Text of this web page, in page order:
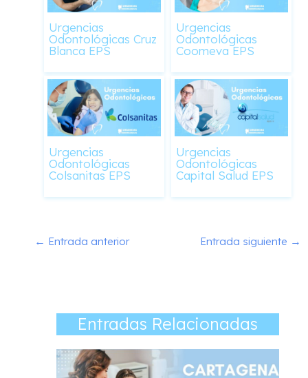
Urgencias
Odontológicas Cruz
Blanca EPS
Urgencias
Odontológicas
Coomeva EPS
Urgencias
Odontológicas
Colsanitas EPS
Urgencias
Odontológicas
Capital Salud EPS
← Entrada anterior Entrada siguiente →
Entradas Relacionadas